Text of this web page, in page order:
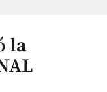
la